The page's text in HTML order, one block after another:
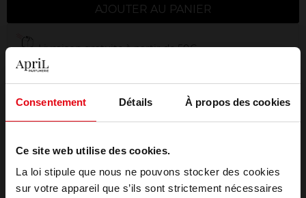
Consentement Détails À propos des cookies
Ce site web utilise des cookies.
La loi stipule que nous ne pouvons stocker des cookies
sur votre appareil que s’ils sont strictement nécessaires
AJOUTER AU PANIER
Livraison gratuite à partir de 50€
Retour gratuit dans votre magasin
Emballage cadeau offert
Description